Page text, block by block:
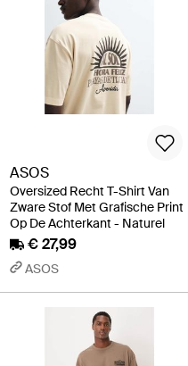
ASOS
Oversized Recht T-Shirt Van
Zware Stof Met Grafische Print
Op De Achterkant - Naturel
€ 27,99
ASOS